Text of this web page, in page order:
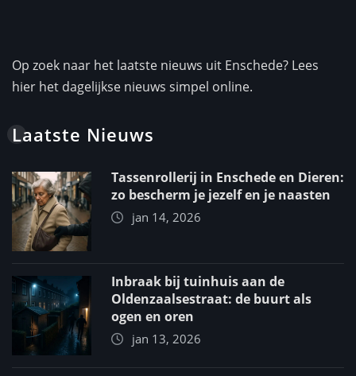
Op zoek naar het laatste nieuws uit Enschede? Lees
hier het dagelijkse nieuws simpel online.
Laatste Nieuws
Tassenrollerij in Enschede en Dieren:
zo bescherm je jezelf en je naasten
jan 14, 2026
Inbraak bij tuinhuis aan de
Oldenzaalsestraat: de buurt als
ogen en oren
jan 13, 2026